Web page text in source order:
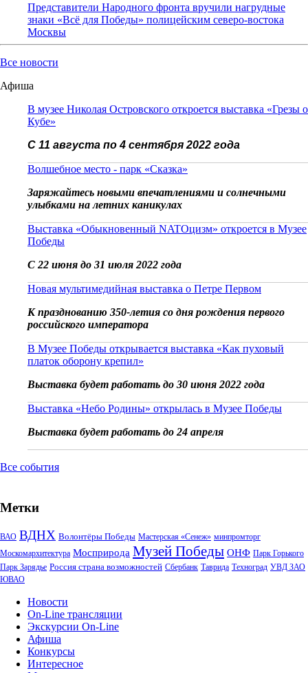
Представители Народного фронта вручили нагрудные
знаки «Всё для Победы» полицейским северо-востока
Москвы
Все новости
Афиша
В музее Николая Островского откроется выставка «Грезы о
Кубе»
С 11 августа по 4 сентября 2022 года
Волшебное место - парк «Сказка»
Заряжайтесь новыми впечатлениями и солнечными
улыбками на летних каникулах
Выставка «Обыкновенный NATOцизм» откроется в Музее
Победы
С 22 июня до 31 июля 2022 года
Новая мультимедийная выставка о Петре Первом
К празднованию 350-летия со дня рождения первого
российского императора
В Музее Победы открывается выставка «Как пуховый
платок оборону крепил»
Выставка будет работать до 30 июня 2022 года
Выставка «Небо Родины» открылась в Музее Победы
Выставка будет работать до 24 апреля
Все события
Метки
ВАО ВДНХ Волонтёры Победы Мастерская «Сенеж» минпромторг
Москомархитектура Мосприрода Музей Победы ОНФ Парк Горького
Парк Зарядье Россия страна возможностей Сбербанк Таврида Техноград УВД ЗАО
ЮВАО
Новости
On-Line трансляции
Экскурсии On-Line
Афиша
Конкурсы
Интересное